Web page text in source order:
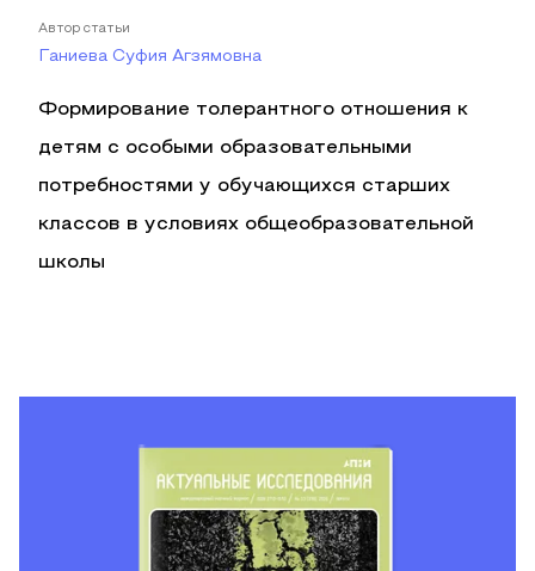
Автор статьи
Ганиева Суфия Агзямовна
Формирование толерантного отношения к
детям с особыми образовательными
потребностями у обучающихся старших
классов в условиях общеобразовательной
школы